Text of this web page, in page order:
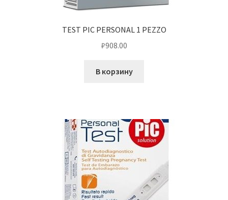
TEST PIC PERSONAL 1 PEZZO
₽908.00
В корзину